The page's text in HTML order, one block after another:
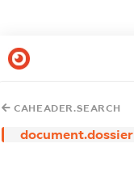
CAHEADER.SEARCH
document.dossier